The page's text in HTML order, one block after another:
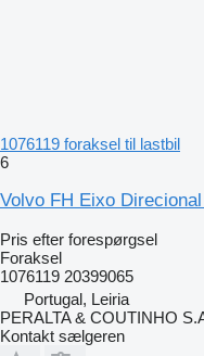
1076119 foraksel til lastbil
6
Volvo FH Eixo
Pris efter forespørgsel
Foraksel
1076119 20399065
Portugal, Leiria
PERALTA & COUTINHO
Kontakt sælgeren